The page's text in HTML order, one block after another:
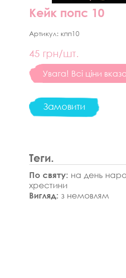
Кейк попс 10
Артикул: кпп10
45 грн/шт.
Увага! Всі ціни
Замовити
Теги.
По святу: на день
хрестини
Вигляд: з немовлям